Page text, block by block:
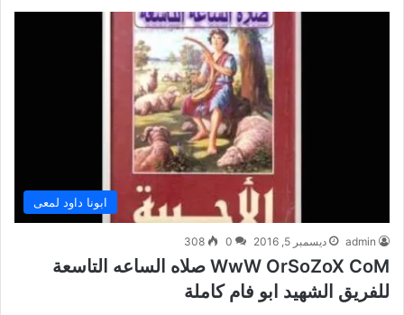
ابونا داود لمعى
admin ديسمبر 5, 2016 0
308
WwW OrSoZoX CoM صلاه الساعه التاسعة
للفريق الشهيد ابو فام كاملة